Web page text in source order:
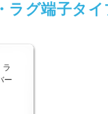
ラグ端子タ